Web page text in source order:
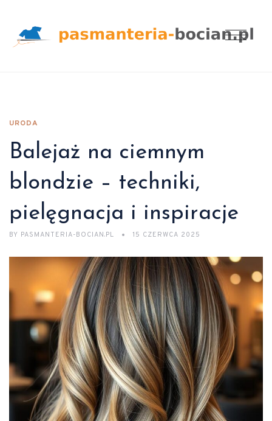
URODA
Balejaż na ciemnym
blondzie – techniki,
pielęgnacja i inspiracje
BY PASMANTERIA-BOCIAN.PL 15 CZERWCA 2025